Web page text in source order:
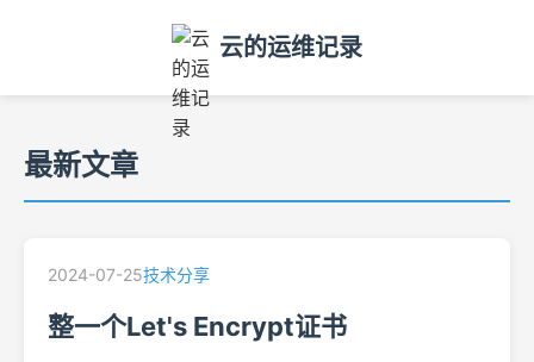
云的运维记录
最新文章
2024-07-25技术分享
整一个Let's Encrypt证书